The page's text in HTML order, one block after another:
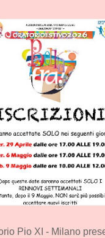
Pio XI - Milano